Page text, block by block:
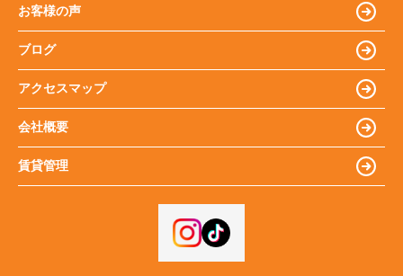
お客様の声
ブログ
アクセスマップ
会社概要
賃貸管理